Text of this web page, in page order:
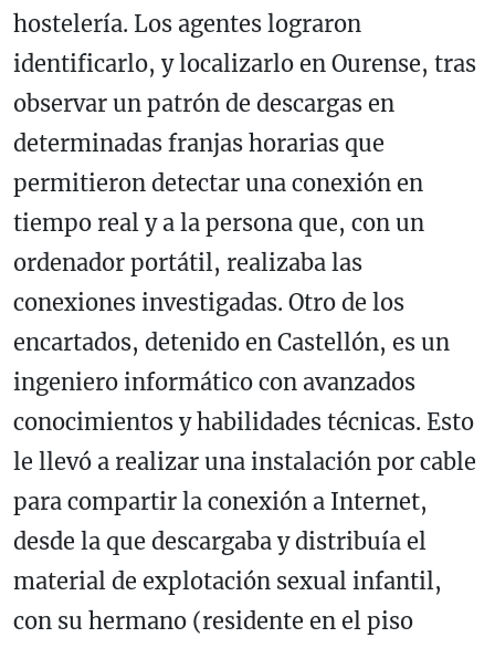
hostelería. Los agentes lograron
identificarlo, y localizarlo en Ourense, tras
observar un patrón de descargas en
determinadas franjas horarias que
permitieron detectar una conexión en
tiempo real y a la persona que, con un
ordenador portátil, realizaba las
conexiones investigadas. Otro de los
encartados, detenido en Castellón, es un
ingeniero informático con avanzados
conocimientos y habilidades técnicas. Esto
le llevó a realizar una instalación por cable
para compartir la conexión a Internet,
desde la que descargaba y distribuía el
material de explotación sexual infantil,
con su hermano (residente en el piso